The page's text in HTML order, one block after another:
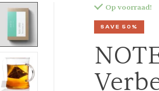
Op voorraad!
SAVE 50%